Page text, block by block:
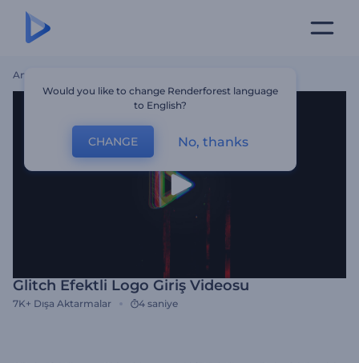
Ana Sayfa
Glitch Efektli Logo Giriş Videosu
7K+ Dışa Aktarmalar 4 saniye
Would you like to change Renderforest language
to English?
CHANGE No, thanks